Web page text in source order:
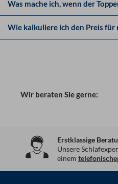
Was mache ich, wenn der
Wie kalkuliere ich den Preis für
Wir beraten Sie gerne:
Erstklassige
Unsere
einem